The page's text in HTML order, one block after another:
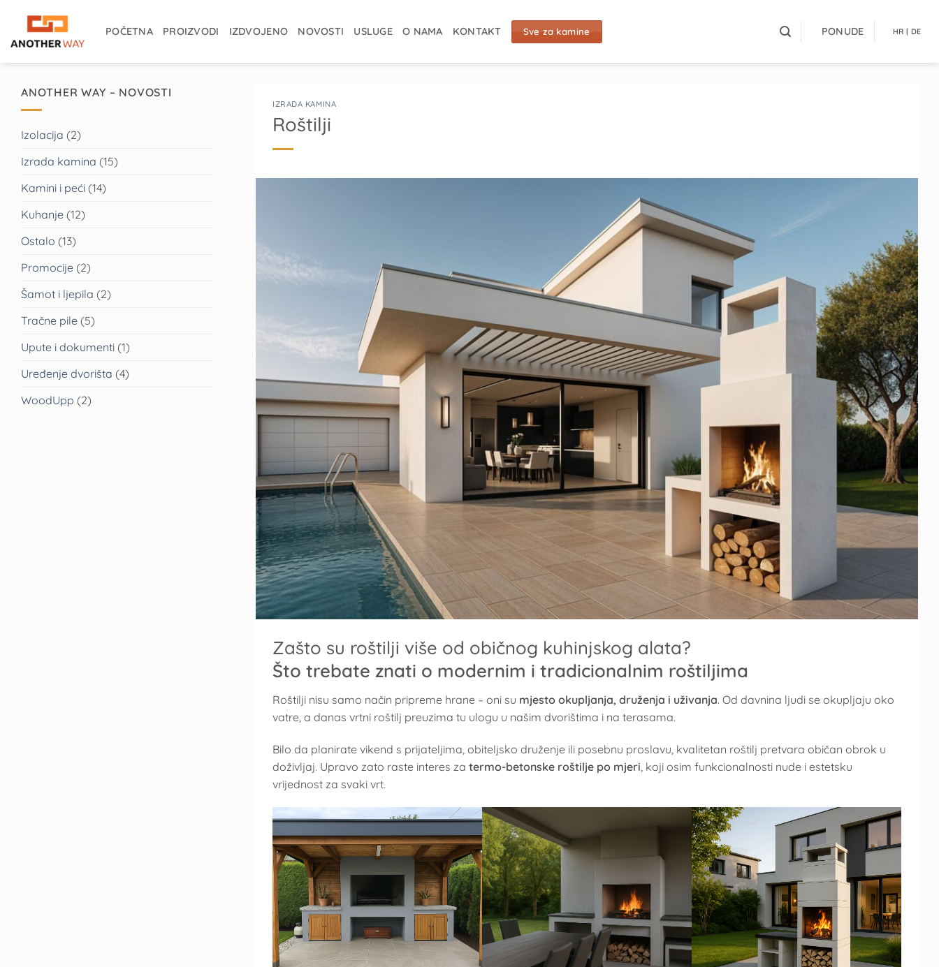
content
POČETNA PROIZVODI IZDVOJENO NOVOSTI USLUGE O NAMA KONTAKT Sve za kamine PONUDE HR | DE
ANOTHER WAY – NOVOSTI
Izolacija (2)
Izrada kamina (15)
Kamini i peći (14)
Kuhanje (12)
Ostalo (13)
Promocije (2)
Šamot i ljepila (2)
Tračne pile (5)
Upute i dokumenti (1)
Uređenje dvorišta (4)
WoodUpp (2)
IZRADA KAMINA
Roštilji
Zašto su roštilji više od običnog kuhinjskog alata?
Što trebate znati o modernim i tradicionalnim roštiljima
Roštilji nisu samo način pripreme hrane – oni su mjesto okupljanja, druženja i uživanja. Od davnina ljudi se okupljaju oko
vatre, a danas vrtni roštilj preuzima tu ulogu u našim dvorištima i na terasama.
Bilo da planirate vikend s prijateljima, obiteljsko druženje ili posebnu proslavu, kvalitetan roštilj pretvara običan obrok u
doživljaj. Upravo zato raste interes za termo-betonske roštilje po mjeri , koji osim funkcionalnosti nude i estetsku
vrijednost za svaki vrt.